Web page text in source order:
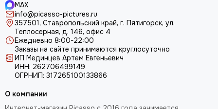
MAX
info@picasso-pictures.ru
357501, Ставропольский край, г. Пятигорск, ул.
Теплосерная, д. 146, офис 4
Ежедневно 8:00-22:00
Заказы на сайте принимаются круглосуточно
ИП Мединцев Артем Евгеньевич
ИНН: 262706499149
ОГРНИП: 317265100133866
О компании